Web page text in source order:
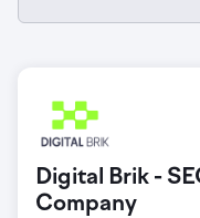
Digital Brik -
Company